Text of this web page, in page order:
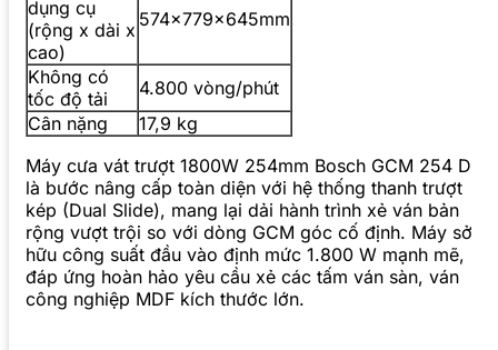
dụng cụ
(rộng x dài x
cao)
574x779x645mm
Không có
tốc độ tải
4.800 vòng/phút
Cân nặng
17,9 kg
Máy cưa vát trượt 1800W 254mm Bosch GCM 254 D
là bước nâng cấp toàn diện với hệ thống thanh trượt
kép (Dual Slide), mang lại dải hành trình xẻ ván bản
rộng vượt trội so với dòng GCM góc cố định. Máy sở
hữu công suất đầu vào định mức 1.800 W mạnh mẽ,
đáp ứng hoàn hảo yêu cầu xẻ các tấm ván sàn, ván
công nghiệp MDF kích thước lớn.